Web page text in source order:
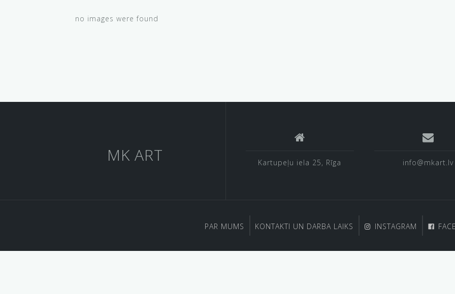
no images were found
MK ART Kartupeļu iela 25, Rīga info@mkart.lv
PAR MUMS KONTAKTI UN DARBA LAIKS INSTAGRAM